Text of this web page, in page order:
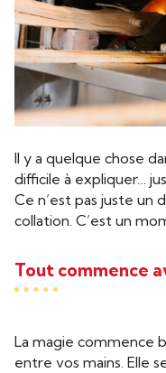
Il y a quelque chose
difficile à expliquer…
Ce n’est pas juste un
collation. C’est un
Tout commence
La magie commence
entre vos mains. Elle